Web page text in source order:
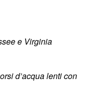
e Virginia
d’acqua lenti con